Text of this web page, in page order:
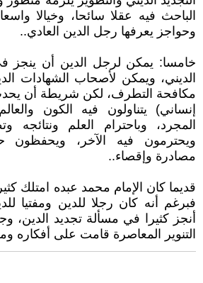
الباحث فيه عقلا سائحا، وخيالا
وحواجز يعرفها رجل الدين العادي..
خامسا: يمكن لرجل الدين أن ينجز
الديني، ويمكن لأصحاب الشهادات
مكافحة التطرف، لكن شريطة أن
إنساني) يتناولون فيه الكون
المجرد، وباحترام العلم ونتائجه
ويحترمون فيه الآخر،
مصادرة وإقصاء..
قديما كان الإمام محمد عبده امتلك
فبرغم أنه كان رجلا للدين ومفتيا
أنجز كثيرا في مسألة تجديد الدين،
التنوير المعاصرة قامت على أفكاره